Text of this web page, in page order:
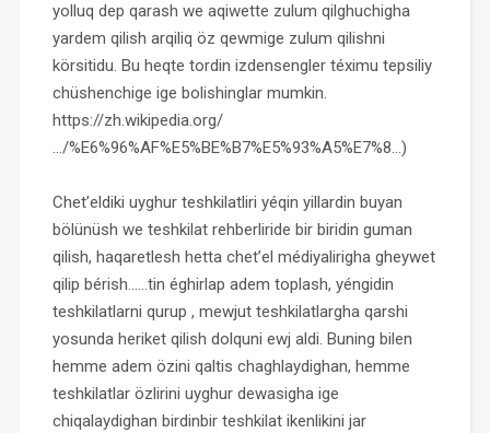
yolluq dep qarash we aqiwette zulum qilghuchigha
yardem qilish arqiliq öz qewmige zulum qilishni
körsitidu. Bu heqte tordin izdensengler téximu tepsiliy
chüshenchige ige bolishinglar mumkin.
https://zh.wikipedia.org/
…/%E6%96%AF%E5%BE%B7%E5%93%A5%E7%8…)
Chet’eldiki uyghur teshkilatliri yéqin yillardin buyan
bölünüsh we teshkilat rehberliride bir biridin guman
qilish, haqaretlesh hetta chet’el médiyalirigha gheywet
qilip bérish……tin éghirlap adem toplash, yéngidin
teshkilatlarni qurup , mewjut teshkilatlargha qarshi
yosunda heriket qilish dolquni ewj aldi. Buning bilen
hemme adem özini qaltis chaghlaydighan, hemme
teshkilatlar özlirini uyghur dewasigha ige
chiqalaydighan birdinbir teshkilat ikenlikini jar